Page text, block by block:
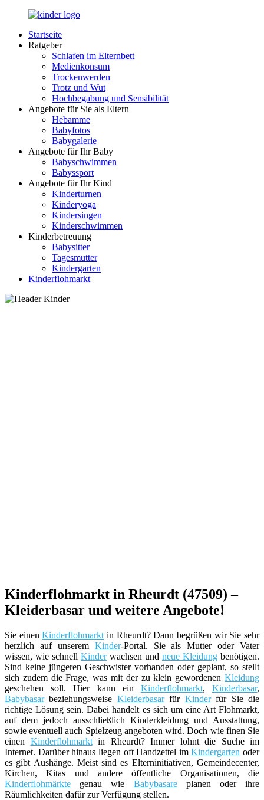
Zurück
Inhalt
LuckyKids.de
Das
Nachwuchs
Startseite
Ratgeber
Schlafen im Elternbett
Medienkonsum
Trockenwerden
Trotz und Wut
Hochbegabung und Sensibilität
Angebote für Sie als Eltern
Hebamme
Babyfotos
Babygalerie
Angebote für Ihr Baby
Babyschwimmen
Babyssport
Angebote für Ihr Kind
Kinderturnen
Kinderyoga
Kindersingen
Kinderschwimmen
Kinderbetreuung
Babysitter
Tagesmutter
Kindergarten
Kinderflohmarkt
Kinderflohmarkt in Rheurdt (47509) –
Kleiderbasar und weitere Angebote!
Sie einenKinderflohmarkt in Rheurdt? Dann begrüßen wir Sie sehr
herzlich auf unserem Kinder-Portal. Sie als Mutter oder Vater
wissen, wie schnell Kinderwachsen und neue Kleidung benötigen.
Sind keine jüngeren Geschwister vorhanden oder geplant, so stellt
sich zudem die Frage, was mit der zu klein gewordenen Kleidung
geschehen soll. Hier kann ein Kinderflohmarkt,Kinderbasar,
Babybasarbeziehungsweise Kleiderbasarfür Kinderfür Sie die
richtige Lösung sein. Dabei handelt es sich um eine Art Flohmarkt,
auf dem jedoch ausschließlich Kinderkleidung und Ausstattung,
sowie eventuell auch Spielzeug angeboten wird. Doch wie finen Sie
einen Kinderflohmarktin Rheurdt? Immer lohnt die Suche im
Internet. Darüber hinaus liegen oft Handzettel imKindergarten oder
es gibt Aushänge. Meist sind es Elterninitiativen, Gemeindecenter,
Kirchen, Kitas und andere öffentliche Organisationen, die
Kinderflohmärkte genau wie Babybasareplanen oder ihre
Räumlichkeiten dafür zur Verfügung stellen.